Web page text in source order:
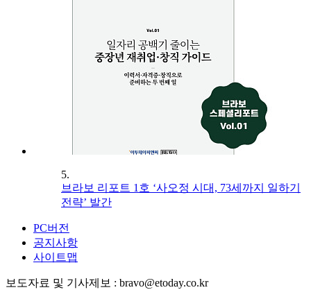
5.
브라보 리포트 1호 ‘사오정 시대, 73세까지 일하기
전략’ 발간
PC버전
공지사항
사이트맵
보도자료 및 기사제보 : bravo@etoday.co.kr